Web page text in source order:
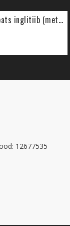
kellel
-
jätta,
-
igale
- See
-
HEMATIIT ripats inglitiib (metall)
12677535